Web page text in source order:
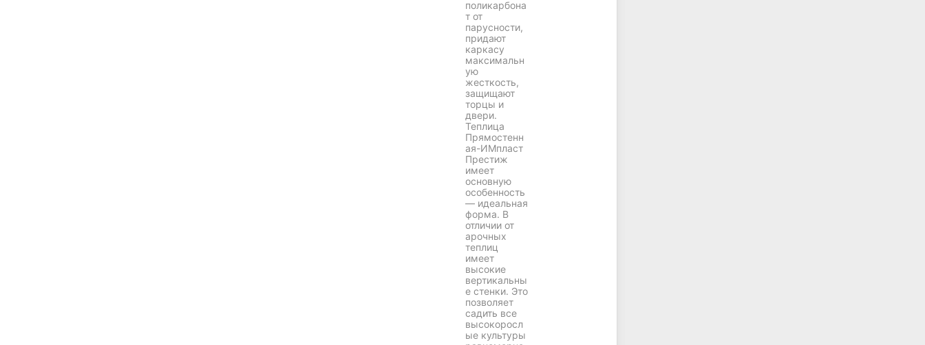
поликарбона
т от
парусности,
придают
каркасу
максимальн
ую
жесткость,
защищают
торцы и
двери.
Теплица
Прямостенн
ая-ИМпласт
Престиж
имеет
основную
особенность
— идеальная
форма. В
отличии от
арочных
теплиц
имеет
высокие
вертикальны
е стенки. Это
позволяет
садить все
высокоросл
ые культуры